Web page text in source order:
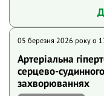
05 березня 2026 року o
Артеріальна
серцево-
захворюваннях